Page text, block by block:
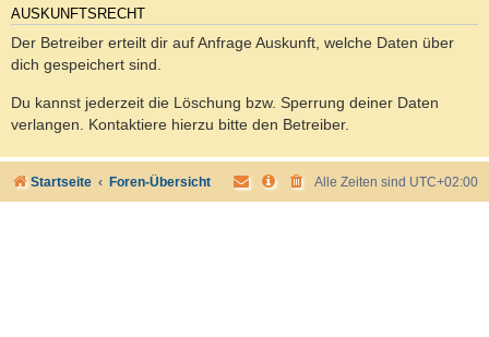
AUSKUNFTSRECHT
Der Betreiber erteilt dir auf Anfrage Auskunft, welche Daten über
dich gespeichert sind.
Du kannst jederzeit die Löschung bzw. Sperrung deiner Daten
verlangen. Kontaktiere hierzu bitte den Betreiber.
Startseite Foren-Übersicht Alle Zeiten sind UTC+02:00